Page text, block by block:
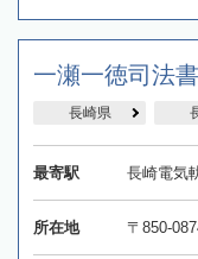
一瀬一徳司法
長崎県
最寄駅 長崎電気
所在地 〒850-